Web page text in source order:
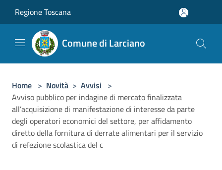
Regione Toscana
Comune di Larciano
Home > Novità > Avvisi >
Avviso pubblico per indagine di mercato finalizzata
all’acquisizione di manifestazione di interesse da parte
degli operatori economici del settore, per affidamento
diretto della fornitura di derrate alimentari per il servizio
di refezione scolastica del c